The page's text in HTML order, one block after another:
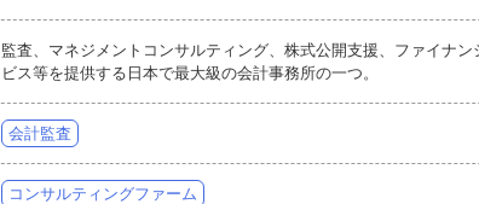
監査、マネジメントコンサルティング、株式公開支援、ファイナ
ビス等を提供する日本で最大級の会計事務所の一つ。
会計監査
コンサルティングファーム